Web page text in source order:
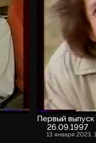
Первый
26.09.1997
13 января 2023,